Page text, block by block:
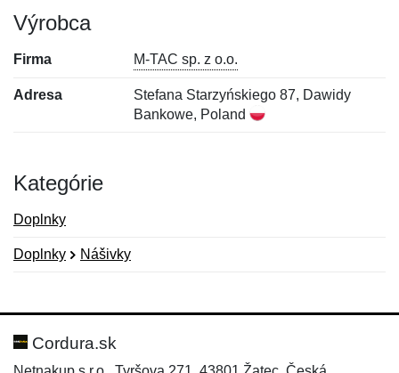
Výrobca
Firma M-TAC sp. z o.o.
Adresa
Stefana Starzyńskiego 87, Dawidy
Bankowe, Poland
Kategórie
Doplnky
Doplnky Nášivky
Hodnotenie:
Meno:
Cordura.sk